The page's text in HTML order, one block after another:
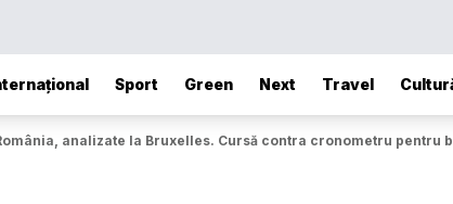
Sport Green Next Travel
analizate la Bruxelles. Cursă contra cronometru pentru